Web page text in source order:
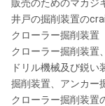
販売のためのマカジ
井戸の掘削装置の
クローラー掘削装置
クローラー掘削装置
ドリル機械及び鋭い
掘削装置、アンカー
クローラー掘削装置